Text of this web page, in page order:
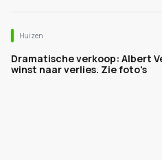
Huizen
Dramatische verkoop: Albert
winst naar verlies. Zie foto's